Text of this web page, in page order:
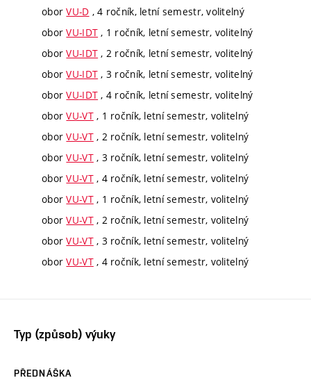
oborVU-D , 4 ročník, letní semestr, volitelný
oborVU-IDT , 1 ročník, letní semestr, volitelný
oborVU-IDT , 2 ročník, letní semestr, volitelný
oborVU-IDT , 3 ročník, letní semestr, volitelný
oborVU-IDT , 4 ročník, letní semestr, volitelný
oborVU-VT, 1 ročník, letní semestr, volitelný
oborVU-VT, 2 ročník, letní semestr, volitelný
oborVU-VT, 3 ročník, letní semestr, volitelný
oborVU-VT, 4 ročník, letní semestr, volitelný
oborVU-VT, 1 ročník, letní semestr, volitelný
oborVU-VT, 2 ročník, letní semestr, volitelný
oborVU-VT, 3 ročník, letní semestr, volitelný
oborVU-VT, 4 ročník, letní semestr, volitelný
Typ (způsob) výuky
PŘEDNÁŠKA